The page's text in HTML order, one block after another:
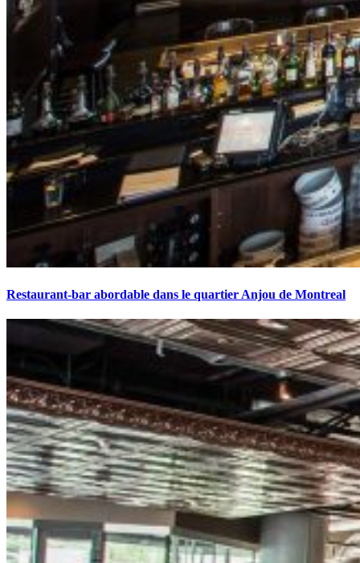
Restaurant-bar abordable dans le quartier Anjou de Montreal